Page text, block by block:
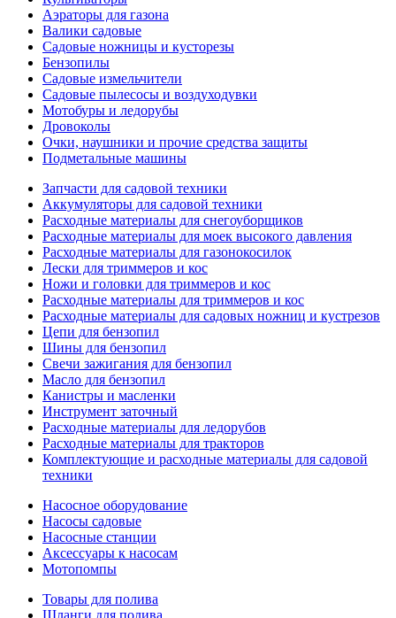
Аэраторы для газона
Валики садовые
Садовые ножницы и кусторезы
Бензопилы
Садовые измельчители
Садовые пылесосы и воздуходувки
Мотобуры и ледорубы
Дровоколы
Очки, наушники и прочие средства защиты
Подметальные машины
Запчасти для садовой техники
Аккумуляторы для садовой техники
Расходные материалы для снегоуборщиков
Расходные материалы для моек высокого давления
Расходные материалы для газонокосилок
Лески для триммеров и кос
Ножи и головки для триммеров и кос
Расходные материалы для триммеров и кос
Расходные материалы для садовых ножниц и кустрезов
Цепи для бензопил
Шины для бензопил
Свечи зажигания для бензопил
Масло для бензопил
Канистры и масленки
Инструмент заточный
Расходные материалы для ледорубов
Расходные материалы для тракторов
Комплектующие и расходные материалы для садовой
техники
Насосное оборудование
Насосы садовые
Насосные станции
Аксессуары к насосам
Мотопомпы
Товары для полива
Шланги для полива